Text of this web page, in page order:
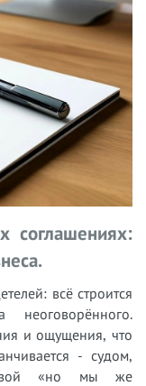
соглашениях:
всё строится
и ощущения, что
- судом,
«но мы же